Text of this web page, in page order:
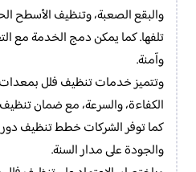
والبقع الصعبة، وتنظيف الأسطح
تلفها. كما يمكن دمج الخدمة مع
وآمنة.
وتتميز خدمات تنظيف فلل بمعدات
الكفاءة، والسرعة، مع ضمان
كما توفر الشركات خطط تنظيف
والجودة على مدار السنة.